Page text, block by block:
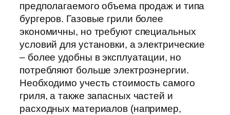
предполагаемого объема продаж и типа
бургеров. Газовые грили более
экономичны, но требуют специальных
условий для установки, а электрические
– более удобны в эксплуатации, но
потребляют больше электроэнергии.
Необходимо учесть стоимость самого
гриля, а также запасных частей и
расходных материалов (например,